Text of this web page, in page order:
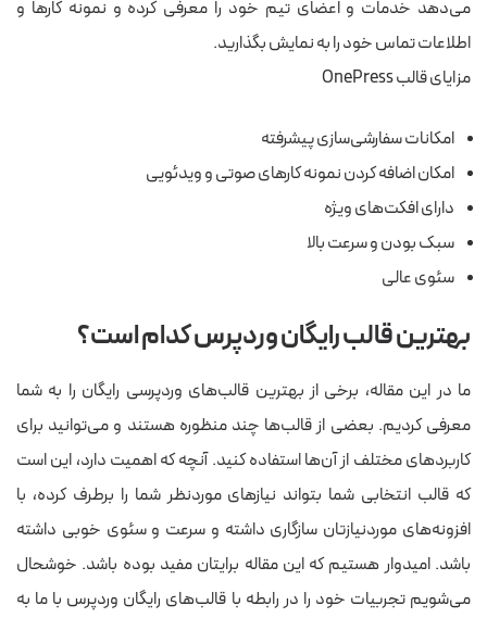
می‌دهد خدمات و اعضای تیم خود را معرفی کرده و نمونه کارها و
اطلاعات تماس خود را به نمایش بگذارید.
مزایای قالب OnePress
امکانات سفارشی‌سازی پیشرفته
امکان اضافه کردن نمونه کارهای صوتی و ویدئویی
دارای افکت‌های ویژه
سبک بودن و سرعت بالا
سئوی عالی
بهترین قالب رایگان وردپرس کدام است؟
ما در این مقاله، برخی از بهترین قالب‌های وردپرسی رایگان را به شما
معرفی کردیم. بعضی از قالب‌ها چند منظوره هستند و می‌توانید برای
کاربردهای مختلف از آن‌ها استفاده کنید. آنچه که اهمیت دارد، این است
که قالب انتخابی شما بتواند نیازهای موردنظر شما را برطرف کرده، با
افزونه‌های موردنیازتان سازگاری داشته و سرعت و سئوی خوبی داشته
باشد. امیدوار هستیم که این مقاله برایتان مفید بوده باشد. خوشحال
می‌شویم تجربیات خود را در رابطه با قالب‌های رایگان وردپرس با ما به